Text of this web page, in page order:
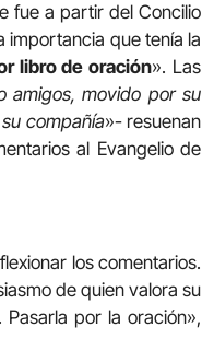
fue a partir del Concilio
importancia que tenía la
libro de oración». Las
amigos, movido por su
compañía»- resuenan
al Evangelio de
los comentarios.
de quien valora su
por la oración»,